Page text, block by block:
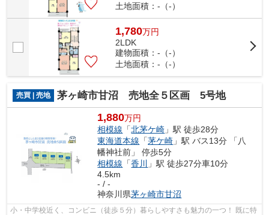
土地面積：-（-）
1,780万円
2LDK
建物面積：-（-）
土地面積：-（-）
売買 | 売地 茅ヶ崎市甘沼 売地全５区画 5号地
1,880万円
相模線 「北茅ケ崎 」駅 徒歩28分
東海道本線 「茅ケ崎 」駅 バス13分 「八
幡神社前」 停歩5分
相模線 「香川
」駅 徒歩27分車10分
4.5km
- / -
神奈川県茅ヶ崎市甘沼
小・中学校近く、コンビニ（徒歩５分）暮らしやすさも魅力の一つ！ 既に特